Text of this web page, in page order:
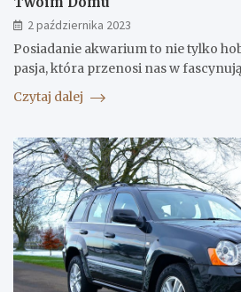
2 października 2023
Posiadanie akwarium to nie tylko
pasja, która przenosi nas w
Czytaj dalej